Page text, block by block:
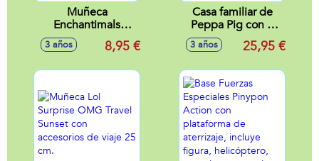
Muñeca
Enchantimals
Mariquita con
mascota 15 cm
3 años 8,95 €
Casa familiar de
Peppa Pig con 3
habitaciones
diferenes, incluye 1
accesorios
30x25x8,6 cm
3 años 25,95 €